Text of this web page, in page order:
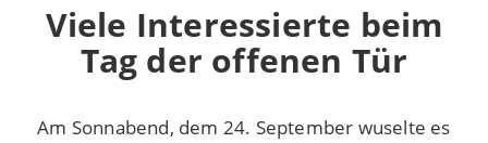
Viele Interessierte beim
Tag der offenen Tür
Am Sonnabend, dem 24. September wuselte es